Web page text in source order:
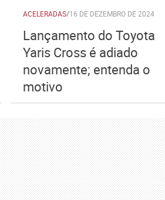
ACELERADAS/16 DE DEZEMBRO DE 2024
Lançamento do Toyota
Yaris Cross é adiado
novamente; entenda o
motivo